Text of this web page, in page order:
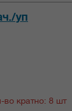
уп
во кратно: 8 шт